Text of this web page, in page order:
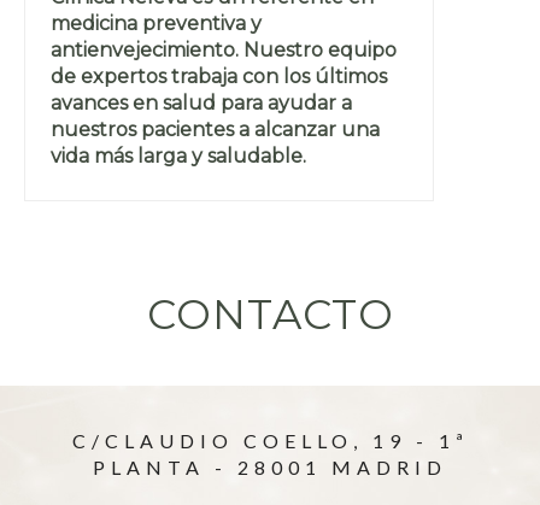
medicina preventiva y
antienvejecimiento. Nuestro equipo
de expertos trabaja con los últimos
avances en salud para ayudar a
nuestros pacientes a alcanzar una
vida más larga y saludable.
CONTACTO
C/CLAUDIO COELLO, 19 - 1ª
PLANTA - 28001 MADRID